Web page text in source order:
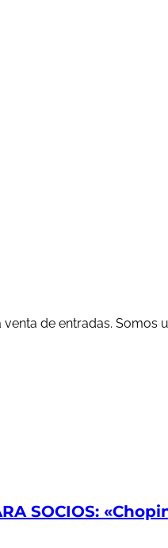
de entradas.
SOCIOS: